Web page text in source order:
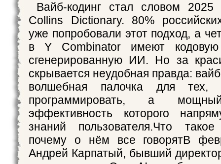
Вайб-кодинг стал словом 2025
Collins Dictionary. 80%
уже попробовали этот подход, а
в Y Combinator имеют
сгенерированную ИИ. Но за
скрывается неудобная правда:
волшебная палочка для
программировать, а
эффективность которого
знаний пользователя.Что
почему о нём все говорятВ
Андрей Карпатый, бывший